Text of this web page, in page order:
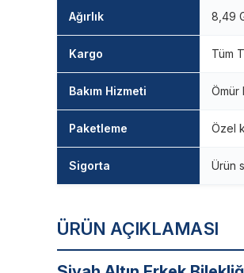
ÜRÜN AÇIKLAMASI
Ağırlık 8,49
Kargo Tüm
Bakım Hizmeti Ömür
Paketleme Özel
Sigorta Ürün